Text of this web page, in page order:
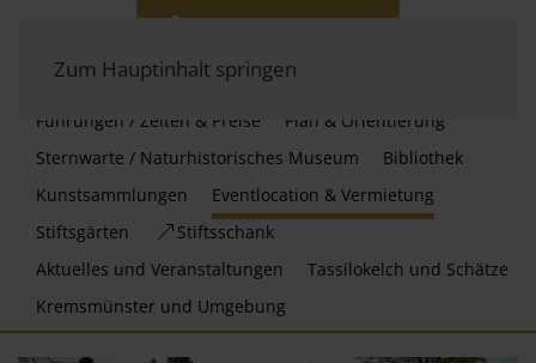
Zum Hauptinhalt springen
Führungen / Zeiten & Preise
Plan & Orientierung
Sternwarte / Naturhistorisches Museum
Bibliothek
Kunstsammlungen
Eventlocation & Vermietung
Stiftsgärten
Stiftsschank
Aktuelles und Veranstaltungen
Tassilokelch und Schätze
Kremsmünster und Umgebung